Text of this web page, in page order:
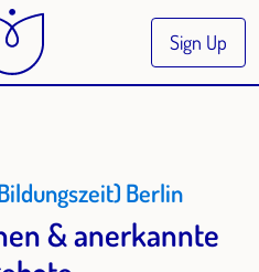
Sign Up
Berlin
& anerkannte